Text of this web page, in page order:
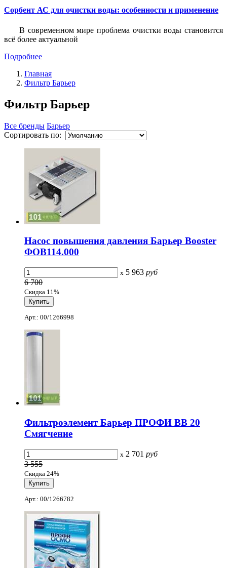
Сорбент АС для очистки воды: особенности и применение
В современном мире проблема очистки воды становится
всё более актуальной
Подробнее
Главная
Фильтр Барьер
Фильтр Барьер
Все бренды Барьер
Сортировать по:
Насос повышения давления Барьер Booster
ФОВ114.000
x 5 963 руб
6 700
Скидка 11%
Арт.: 00/1266998
Фильтроэлемент Барьер ПРОФИ BB 20
Смягчение
x 2 701 руб
3 555
Скидка 24%
Арт.: 00/1266782